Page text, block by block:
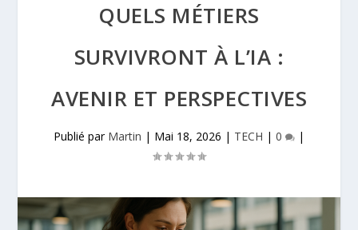
QUELS MÉTIERS
SURVIVRONT À L’IA :
AVENIR ET PERSPECTIVES
Publié par Martin | Mai 18, 2026 | TECH | 0 |